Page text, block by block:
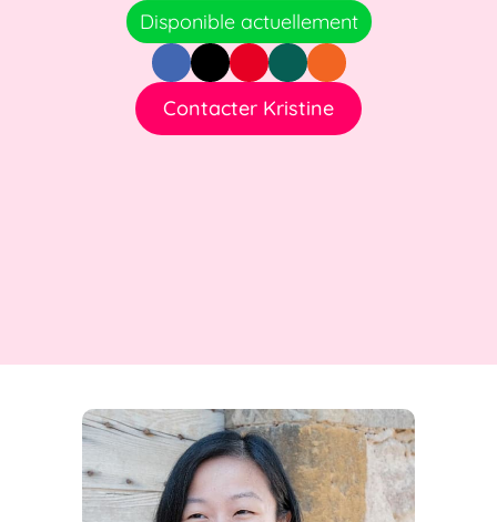
Disponible actuellement
Contacter Kristine